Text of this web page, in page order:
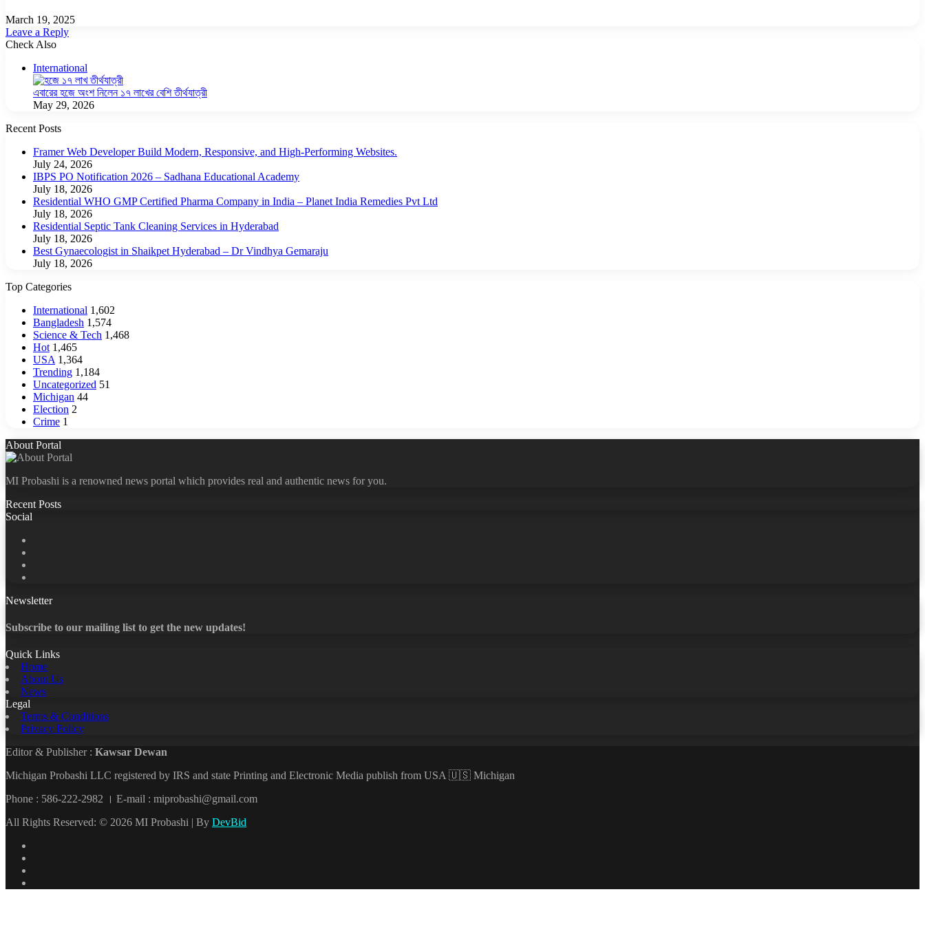
March 19, 2025
Leave a Reply
Check Also
International
এবারের হজে অংশ নিলেন ১৭ লাখের বেশি তীর্থযাত্রী
May 29, 2026
Recent Posts
Framer Web Developer Build Modern, Responsive, and High-Performing Websites.
July 24, 2026
IBPS PO Notification 2026 – Sadhana Educational Academy
July 18, 2026
Residential WHO GMP Certified Pharma Company in India – Planet India Remedies Pvt Ltd
July 18, 2026
Residential Septic Tank Cleaning Services in Hyderabad
July 18, 2026
Best Gynaecologist in Shaikpet Hyderabad – Dr Vindhya Gemaraju
July 18, 2026
Top Categories
International 1,602
Bangladesh 1,574
Science & Tech 1,468
Hot 1,465
USA 1,364
Trending 1,184
Uncategorized 51
Michigan 44
Election 2
Crime 1
About Portal
MI Probashi is a renowned news portal which provides real and authentic news for you.
Recent Posts
Social
Newsletter
Subscribe to our mailing list to get the new updates!
Quick Links
Home
About Us
News
Legal
Terms & Conditions
Privacy Policy
Editor & Publisher : Kawsar Dewan
Michigan Probashi LLC registered by IRS and state Printing and Electronic Media publish from USA 🇺🇸 Michigan
Phone : 586-222-2982 । E-mail : miprobashi@gmail.com
All Rights Reserved: © 2026 MI Probashi | By DevBid